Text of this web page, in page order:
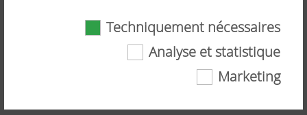
Techniquement nécessaires
Techniquement nécessaires
Analyse et statistique
Marketing
Le quotidien de Maximilian Kellerer –
Producteur de lait de foin bio dans le